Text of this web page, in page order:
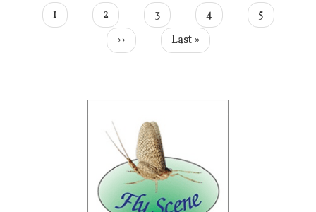
PAGINATION
Page
courante
1 Page
2 Page
3 Page
4 Page
5
Page
suivante
››
Dernière
page
Last »